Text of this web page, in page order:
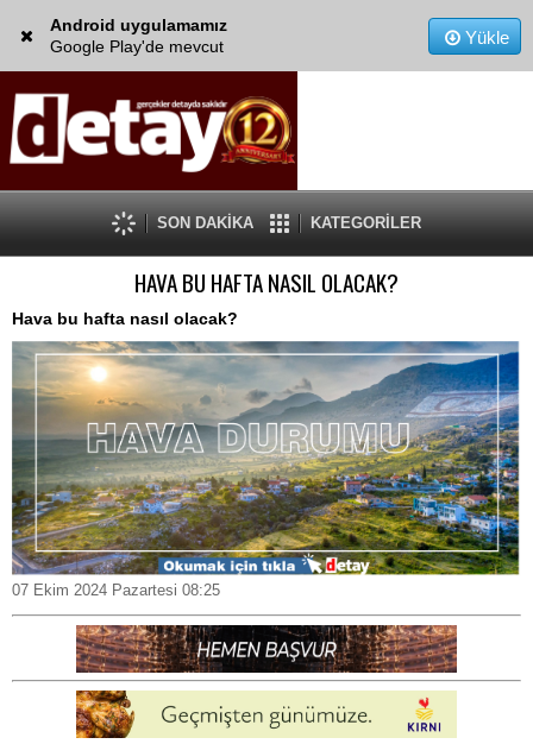
Android uygulamamız
Google Play'de mevcut
Yükle
SON DAKİKA KATEGORİLER
HAVA BU HAFTA NASIL OLACAK?
Hava bu hafta nasıl olacak?
07 Ekim 2024 Pazartesi 08:25